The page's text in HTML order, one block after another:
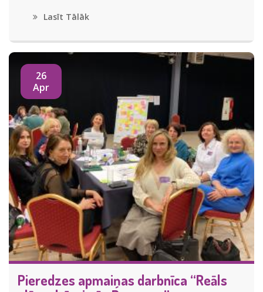
Lasīt Tālāk
26
Apr
Pieredzes apmaiņas darbnīca “Reāls